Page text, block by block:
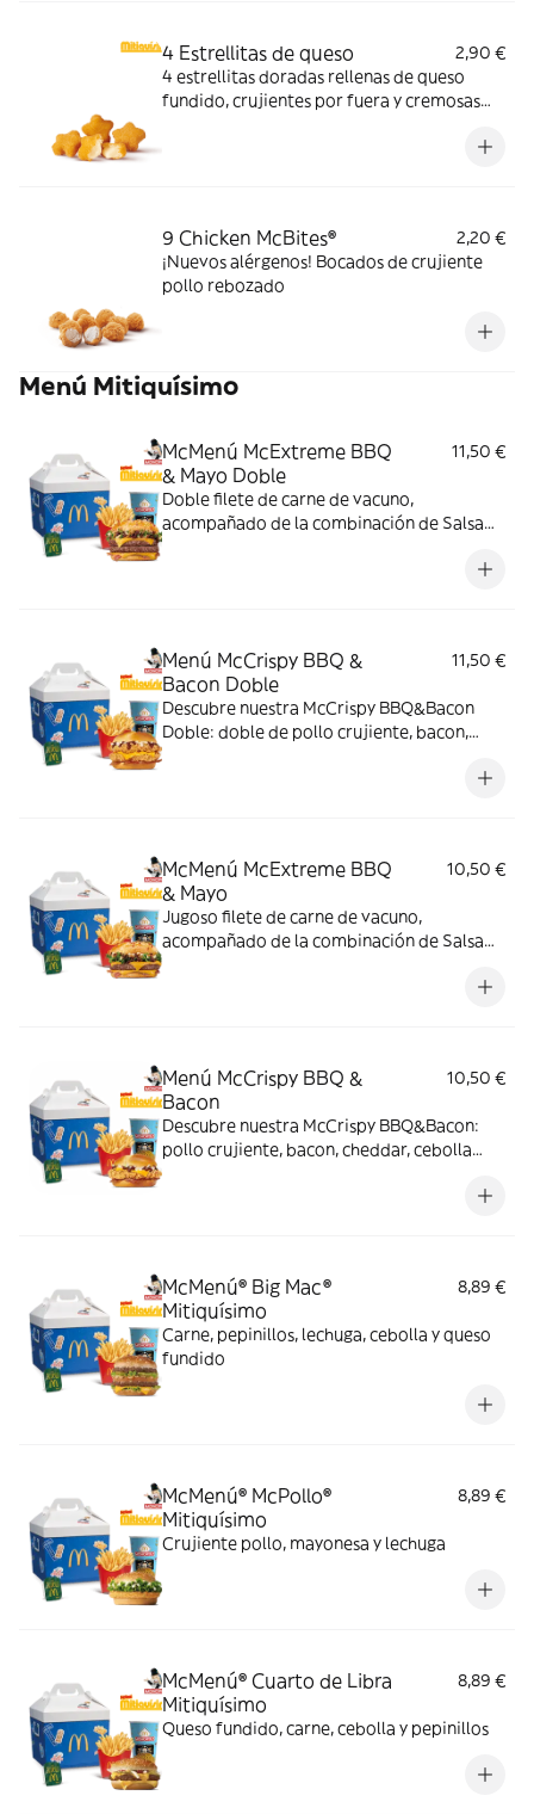
4 Estrellitas de queso
2,90 €
4 estrellitas doradas rellenas de queso
fundido, crujientes por fuera y cremosas
9 Chicken McBites®
2,20 €
¡Nuevos alérgenos! Bocados de crujiente
pollo rebozado
Menú Mitiquísimo
McMenú McExtreme BBQ
& Mayo Doble
11,50 €
Doble filete de carne de vacuno,
acompañado de la combinación de Salsa
doble de cheddar, lechuga fresca y tiras de
Menú McCrispy BBQ &
Bacon Doble
11,50 €
Descubre nuestra McCrispy BBQ&Bacon
Doble: doble de pollo crujiente, bacon,
McMenú McExtreme BBQ
& Mayo
10,50 €
Jugoso filete de carne de vacuno,
acompañado de la combinación de Salsa
doble de cheddar, lechuga fresca y tiras de
Menú McCrispy BBQ &
Bacon
10,50 €
Descubre nuestra McCrispy BBQ&Bacon:
pollo crujiente, bacon, cheddar, cebolla
harina de trigo con copos de patata. ¡Sabor
McMenú® Big Mac®
Mitiquísimo
8,89 €
Carne, pepinillos, lechuga, cebolla y queso
fundido
McMenú® McPollo®
Mitiquísimo
8,89 €
Crujiente pollo, mayonesa y lechuga
McMenú® Cuarto de Libra
Mitiquísimo
8,89 €
Queso fundido, carne, cebolla y pepinillos